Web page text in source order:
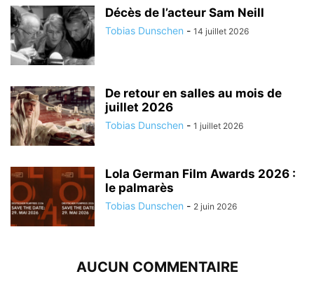
Décès de l’acteur Sam Neill
Tobias Dunschen - 14 juillet 2026
De retour en salles au mois de
juillet 2026
Tobias Dunschen - 1 juillet 2026
Lola German Film Awards 2026 :
le palmarès
Tobias Dunschen - 2 juin 2026
AUCUN COMMENTAIRE